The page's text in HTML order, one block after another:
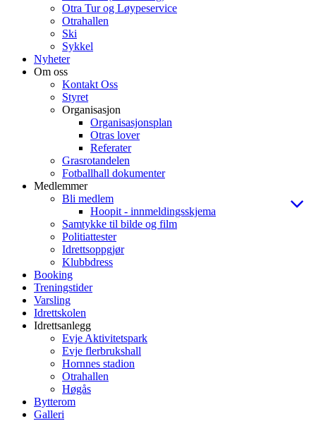
Otra Tur og Løypeservice
Otrahallen
Ski
Sykkel
Nyheter
Om oss
Kontakt Oss
Styret
Organisasjon
Organisasjonsplan
Otras lover
Referater
Grasrotandelen
Fotballhall dokumenter
Medlemmer
Bli medlem
Hoopit - innmeldingsskjema
Samtykke til bilde og film
Politiattester
Idrettsoppgjør
Klubbdress
Booking
Treningstider
Varsling
Idrettskolen
Idrettsanlegg
Evje Aktivitetspark
Evje flerbrukshall
Hornnes stadion
Otrahallen
Høgås
Bytterom
Galleri